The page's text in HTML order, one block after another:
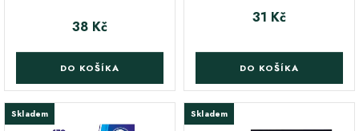
Cena
38 Kč
DO KOŠÍKA
Cena
31 Kč
DO KOŠÍKA
Skladem Skladem